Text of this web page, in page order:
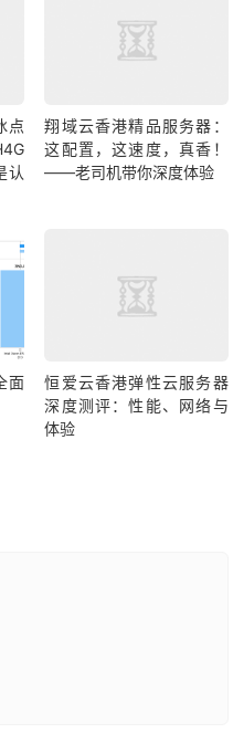
点
认
翔域云香港精品服务器：
这配置，这速度，真香！
——老司机带你深度体验
面
恒爱云香港弹性云服务器
深度测评：性能、网络与
体验